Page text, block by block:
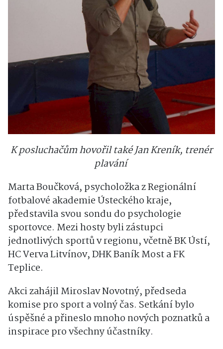
K posluchačům hovořil také Jan Kreník, trenér
plavání
Marta Boučková, psycholožka z Regionální
fotbalové akademie Ústeckého kraje,
představila svou sondu do psychologie
sportovce. Mezi hosty byli zástupci
jednotlivých sportů v regionu, včetně BK Ústí,
HC Verva Litvínov, DHK Baník Most a FK
Teplice.
Akci zahájil Miroslav Novotný, předseda
komise pro sport a volný čas. Setkání bylo
úspěšné a přineslo mnoho nových poznatků a
inspirace pro všechny účastníky.